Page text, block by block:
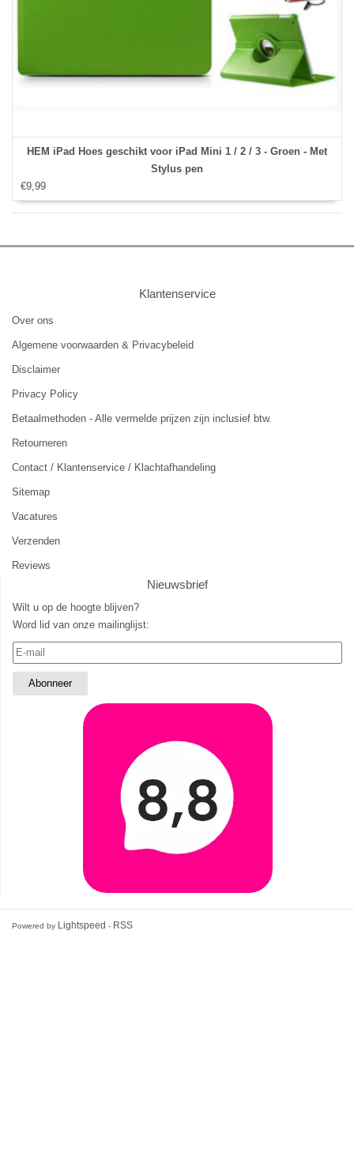
HEM iPad Hoes geschikt voor iPad Mini 1 / 2 / 3 - Groen - Met
Stylus pen
€9,99
Klantenservice
Over ons
Algemene voorwaarden & Privacybeleid
Disclaimer
Privacy Policy
Betaalmethoden - Alle vermelde prijzen zijn inclusief btw.
Retourneren
Contact / Klantenservice / Klachtafhandeling
Sitemap
Vacatures
Verzenden
Reviews
Nieuwsbrief
Wilt u op de hoogte blijven?
Word lid van onze mailinglijst:
Powered by Lightspeed - RSS